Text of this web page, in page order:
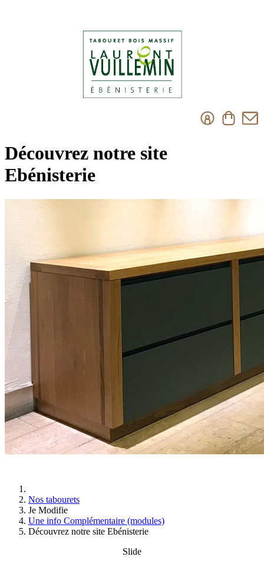
Découvrez notre site
Ebénisterie
Nos tabourets
Je Modifie
Une info Complémentaire (modules)
Découvrez notre site Ebénisterie
Slide